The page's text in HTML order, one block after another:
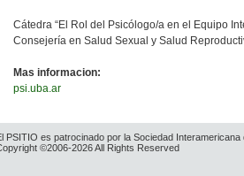
Cátedra “El Rol del Psicólogo/a en el Equipo
Consejería en Salud Sexual y Salud
Mas informacion:
psi.uba.ar
PSITIO es patrocinado por la Sociedad Interamericana
©2006-2026 All Rights Reserved